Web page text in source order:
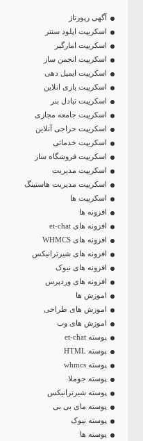
آگهی رپورتاژ
اسکریپت اپلود سنتر
اسکریپت امارگیر
اسکریپت انجمن ساز
اسکریپت ایمیل دهی
اسکریپت بازی انلاین
اسکریپت تبادل بنر
اسکریپت جامعه مجازی
اسکریپت حراجی آنلاین
اسکریپت خدماتی
اسکریپت فروشگاه ساز
اسکریپت مدیریت
اسکریپت مدیریت هاستینگ
اسکریپت ها
افزونه ها
افزونه های et-chat
افزونه های WHMCS
افزونه های شیرترانیکس
افزونه های نیوک
افزونه های وردپرس
اموزش ها
اموزش های طراحی
اموزش های وب
پوسته et-chat
پوسته HTML
پوسته whmcs
پوسته جوملا
پوسته شیرترانیکس
پوسته مای بی بی
پوسته نیوک
پوسته ها